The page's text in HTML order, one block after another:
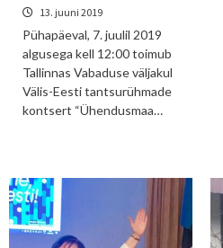
13. juuni 2019
Pühapäeval, 7. juulil 2019
algusega kell 12:00 toimub
Tallinnas Vabaduse väljakul
Välis-Eesti tantsurühmade
kontsert “Ühendusmaa…